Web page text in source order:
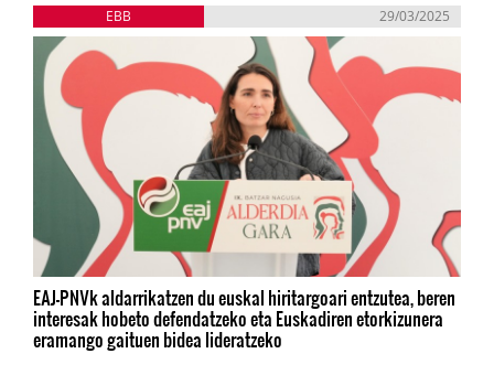
EBB 29/03/2025
EAJ-PNVk aldarrikatzen du euskal hiritargoari entzutea, beren
interesak hobeto defendatzeko eta Euskadiren etorkizunera
eramango gaituen bidea lideratzeko